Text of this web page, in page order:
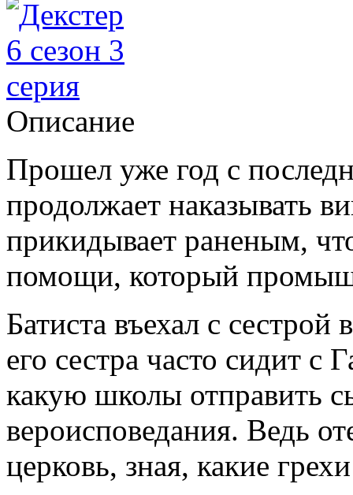
Описание
Прошел уже год с
продолжает наказывать
прикидывает раненым,
помощи, который
Батиста въехал с
его сестра часто сидит с
какую школы отправить
вероисповедания. Ведь
церковь, зная, какие